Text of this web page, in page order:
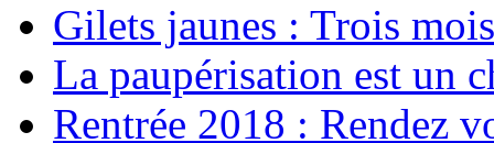
Gilets jaunes : Trois
La paupérisation est un
Rentrée 2018 : Rendez